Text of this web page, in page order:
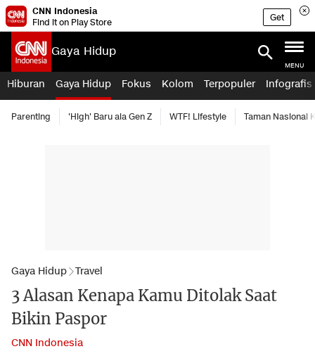
CNN Indonesia
Find it on Play Store
Get
Gaya Hidup
MENU
Hiburan Gaya Hidup Fokus Kolom Terpopuler Infografis
Parenting 'High' Baru ala Gen Z WTF! Lifestyle Taman Nasional
Gaya Hidup Travel
3 Alasan Kenapa Kamu Ditolak Saat
Bikin Paspor
CNN Indonesia